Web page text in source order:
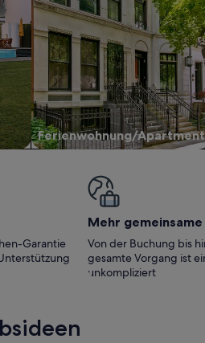
Ferienwohnung/Apartment
Garantie
Mehr
Von der Buchung bis
gesamte Vorgang ist
unkompliziert